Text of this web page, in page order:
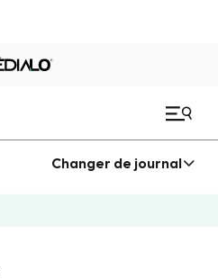
Changer de journal